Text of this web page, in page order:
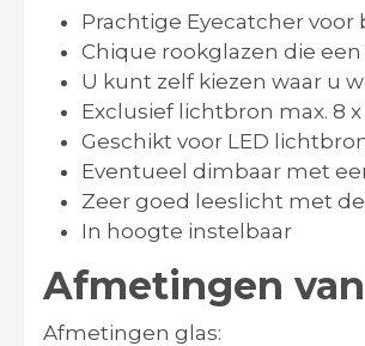
Prachtige Eyecatcher
Chique rookglazen die
U kunt zelf kiezen waar u
Exclusief lichtbron max. 8
Geschikt voor LED
Eventueel dimbaar met
Zeer goed leeslicht met
In hoogte instelbaar
Afmetingen
Afmetingen glas: